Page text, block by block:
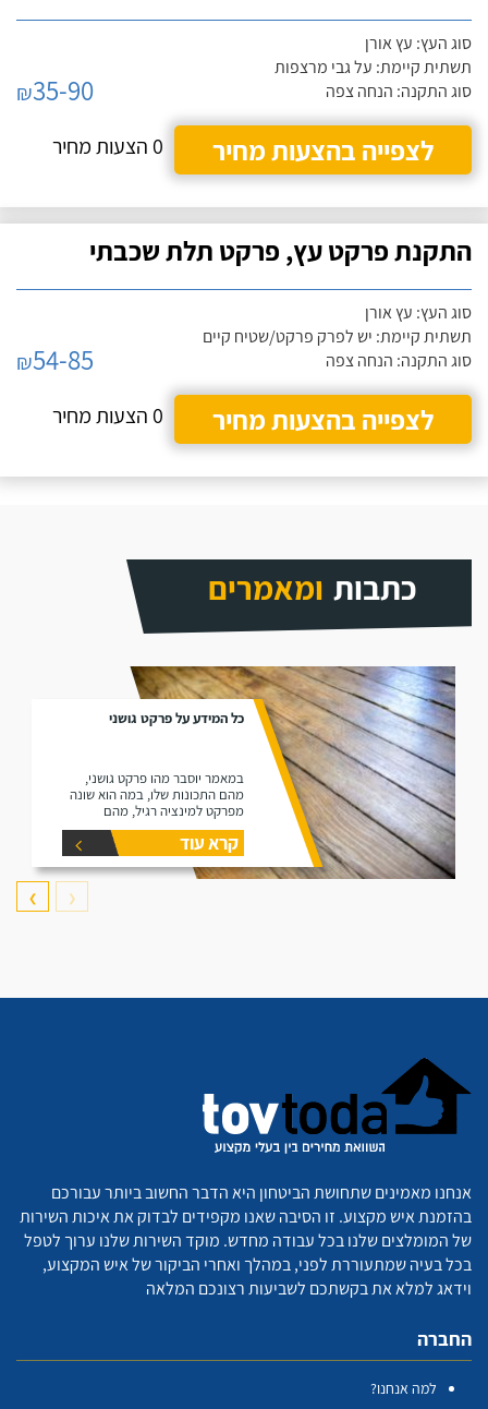
סוג העץ: עץ אורן
תשתית קיימת: על גבי מרצפות
סוג התקנה: הנחה צפה
₪35-90
לצפייה בהצעות מחיר
0 הצעות מחיר
התקנת פרקט עץ, פרקט תלת שכבתי
סוג העץ: עץ אורן
תשתית קיימת: יש לפרק פרקט/שטיח קיים
סוג התקנה: הנחה צפה
₪54-85
לצפייה בהצעות מחיר
0 הצעות מחיר
כתבות ומאמרים
כל המידע על פרקט גושני
במאמר יוסבר מהו פרקט גושני,
מהם התכונות שלו, במה הוא שונה
מפרקט למינציה רגיל, מהם
היתרונות שלו ומהם החסרונות שלו.
קרא עוד
❮
❯
אנחנו מאמינים שתחושת הביטחון היא הדבר החשוב ביותר עבורכם
בהזמנת איש מקצוע. זו הסיבה שאנו מקפידים לבדוק את איכות השירות
של המומלצים שלנו בכל עבודה מחדש. מוקד השירות שלנו ערוך לטפל
בכל בעיה שמתעוררת לפני, במהלך ואחרי הביקור של איש המקצוע,
וידאג למלא את בקשתכם לשביעות רצונכם המלאה
החברה
למה אנחנו?